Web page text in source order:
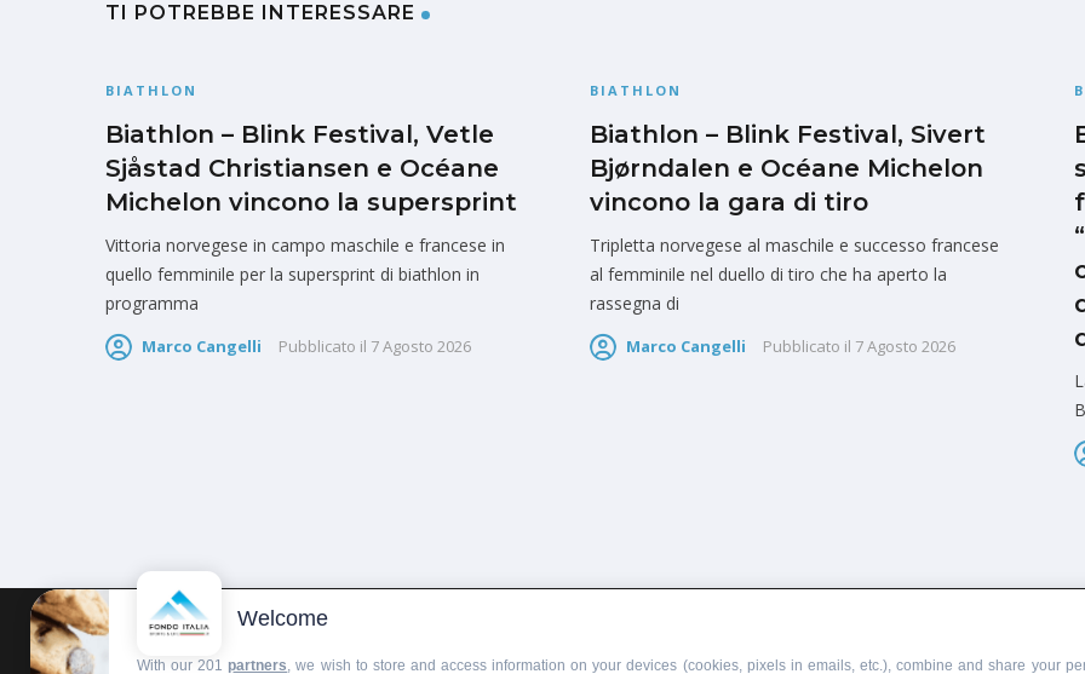
TI POTREBBE INTERESSARE
BIATHLON
Biathlon – Blink Festival, Vetle
Sjåstad Christiansen e Océane
Michelon vincono la supersprint
Vittoria norvegese in campo maschile e francese in
quello femminile per la supersprint di biathlon in
programma
Marco Cangelli Pubblicato il 7 Agosto 2026
BIATHLON
Biathlon – Blink Festival, Sivert
Bjørndalen e Océane Michelon
vincono la gara di tiro
Tripletta norvegese al maschile e successo francese
al femminile nel duello di tiro che ha aperto la
rassegna di
Marco Cangelli Pubblicato il 7 Agosto 2026
HOMEPAGE REDAZIONEINVIA UN COMUNICATO STAMPAPUBBLICITÀSCRIVI AL DIRETTORE
Welcome
With our 201 partners, we wish to store and access information on your devices (cookies, pixels in emails, etc.), combine and share your